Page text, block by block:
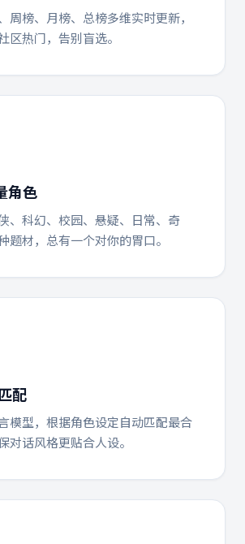
周榜、月榜、总榜多维实时更新，
区热门，告别盲选。
角色
、科幻、校园、悬疑、日常、奇
题材，总有一个对你的胃口。
配
模型，根据角色设定自动匹配最合
对话风格更贴合人设。